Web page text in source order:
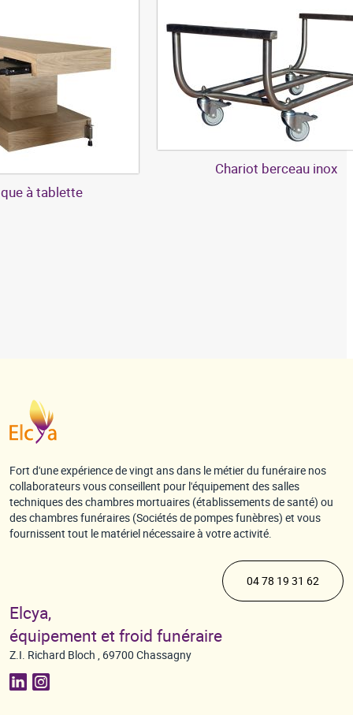
à tablette
Chariot berceau inox
Fort d'une expérience de vingt ans dans le métier du funéraire nos
collaborateurs vous conseillent pour l'équipement des salles
techniques des chambres mortuaires (établissements de santé) ou
des chambres funéraires (Sociétés de pompes funèbres) et vous
fournissent tout le matériel nécessaire à votre activité.
04 78 19 31 62
Elcya,
équipement et froid funéraire
Z.I. Richard Bloch , 69700 Chassagny